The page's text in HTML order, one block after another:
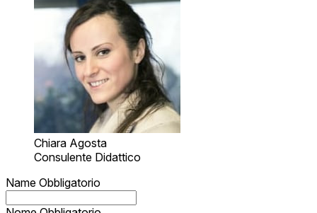
Chiara Agosta
Consulente Didattico
Name Obbligatorio